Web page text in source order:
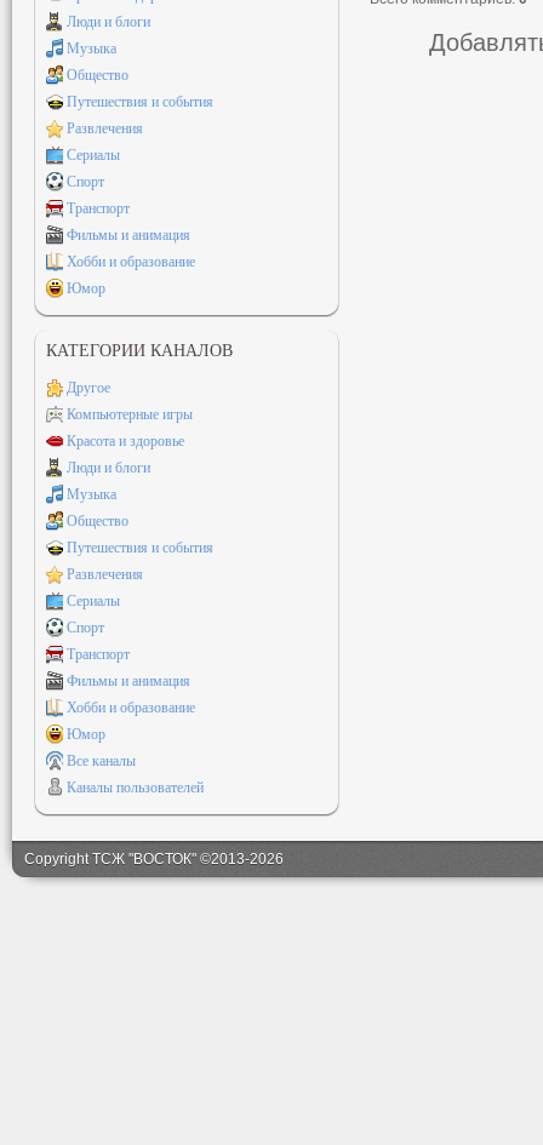
Люди и блоги
Музыка
Общество
Путешествия и события
Развлечения
Сериалы
Спорт
Транспорт
Фильмы и анимация
Хобби и образование
Юмор
КАТЕГОРИИ КАНАЛОВ
Другое
Компьютерные игры
Красота и здоровье
Люди и блоги
Музыка
Общество
Путешествия и события
Развлечения
Сериалы
Спорт
Транспорт
Фильмы и анимация
Хобби и образование
Юмор
Все каналы
Каналы пользователей
Copyright ТСЖ "ВОСТОК" ©2013-2026